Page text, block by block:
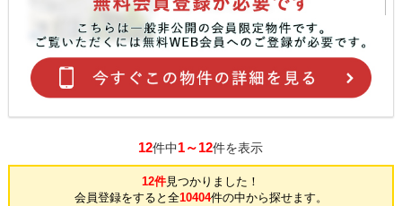
12件中1～12件を表示
12件見つかりました！
会員登録をすると全10404件の中から探せます。